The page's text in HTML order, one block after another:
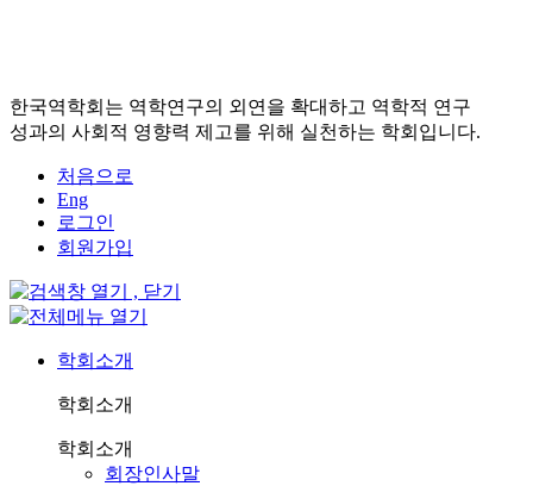
한국역학회는 역학연구의 외연을 확대하고 역학적 연구
성과의 사회적 영향력 제고를 위해 실천하는 학회입니다.
처음으로
Eng
로그인
회원가입
학회소개
학회소개
학회소개
회장인사말